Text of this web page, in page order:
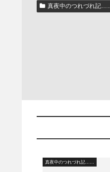
真夜中のつれづれ記……
真夜中のつれづれ記……